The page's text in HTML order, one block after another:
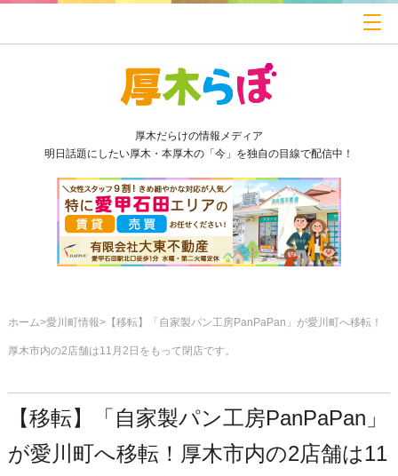
厚木だらけの情報メディア
明日話題にしたい厚木・本厚木の「今」を独自の目線で配信中！
ホーム 愛川町情報 【移転】「自家製パン工房PanPaPan」が愛川町へ移転！
厚木市内の2店舗は11月2日をもって閉店です。
【移転】「自家製パン工房PanPaPan」
が愛川町へ移転！厚木市内の2店舗は11